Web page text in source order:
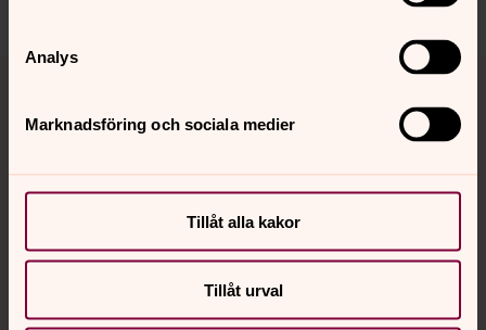
Analys
Marknadsföring och sociala medier
Tillåt alla kakor
Tillåt urval
Tillbaka till toppen
Tillbaka till innehållet
Kontakt
Kalender